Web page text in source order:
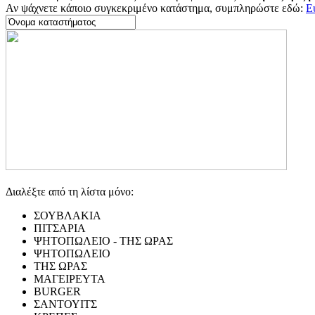
Αν ψάχνετε κάποιο συγκεκριμένο κατάστημα, συμπληρώστε εδώ:
Διαλέξτε από τη λίστα μόνο:
ΣΟΥΒΛΑΚΙΑ
ΠΙΤΣΑΡΙΑ
ΨΗΤΟΠΩΛΕΙΟ - ΤΗΣ ΩΡΑΣ
ΨΗΤΟΠΩΛΕΙΟ
ΤΗΣ ΩΡΑΣ
ΜΑΓΕΙΡΕΥΤΑ
BURGER
ΣΑΝΤΟΥΙΤΣ